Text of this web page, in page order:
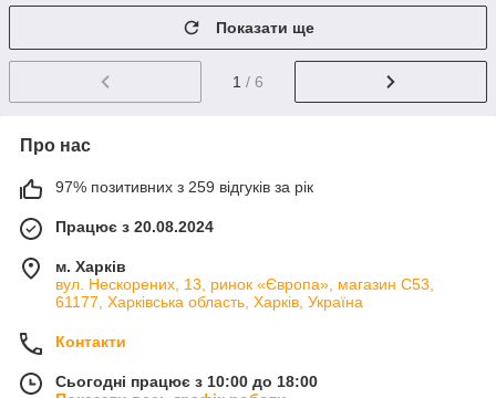
Показати ще
1 / 6
Про нас
97% позитивних з 259 відгуків за рік
Працює з 20.08.2024
м. Харків
вул. Нескорених, 13, ринок «Європа», магазин С53,
61177, Харківська область, Харків, Україна
Контакти
Сьогодні працює з 10:00 до 18:00